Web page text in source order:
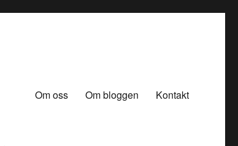
Om oss Om bloggen Kontakt